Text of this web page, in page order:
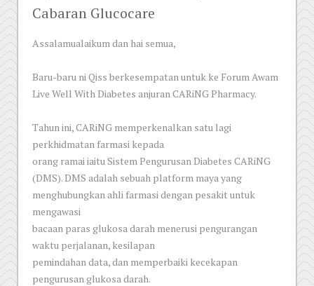
Cabaran Glucocare
Assalamualaikum dan hai semua,
Baru-baru ni Qiss berkesempatan untuk ke Forum Awam
Live Well With Diabetes anjuran CARiNG Pharmacy.
Tahun ini, CARiNG memperkenalkan satu lagi
perkhidmatan farmasi kepada
orang ramai iaitu Sistem Pengurusan Diabetes CARiNG
(DMS). DMS adalah sebuah platform maya yang
menghubungkan ahli farmasi dengan pesakit untuk
mengawasi
bacaan paras glukosa darah menerusi pengurangan
waktu perjalanan, kesilapan
pemindahan data, dan memperbaiki kecekapan
pengurusan glukosa darah.